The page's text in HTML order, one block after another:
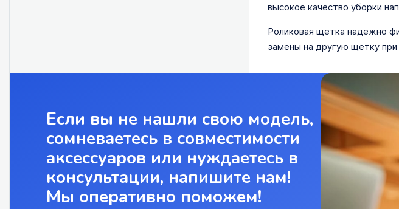
высокое качество уборки
Роликовая щетка надежно
замены на другую щетку при
Если вы не нашли свою модель,
сомневаетесь в совместимости
аксессуаров или нуждаетесь в
консультации, напишите нам!
Мы оперативно поможем!